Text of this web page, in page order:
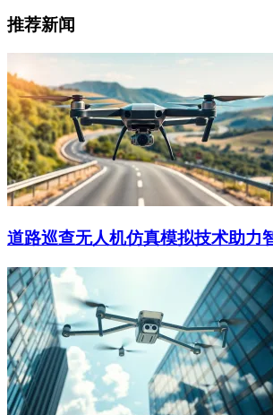
推荐新闻
道路巡查无人机仿真模拟技术助力